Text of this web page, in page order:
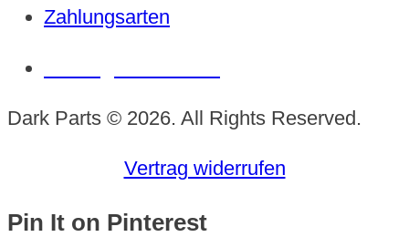
Zahlungsarten
Dark Parts © 2026. All Rights Reserved.
Vertrag widerrufen
Pin It on Pinterest